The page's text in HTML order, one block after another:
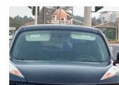
تصنيف السلامة 5 نجوم من NCAP
أقل تكلفة تشغيل في
أقل معدل استهلاك